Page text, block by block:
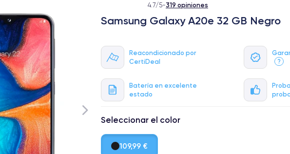
4.7/5-319 opiniones
Samsung Galaxy A20e 32 GB Negro
Reacondicionado por
CertiDeal
?
Batería en excelente
estado
Seleccionar el color
109,99 €